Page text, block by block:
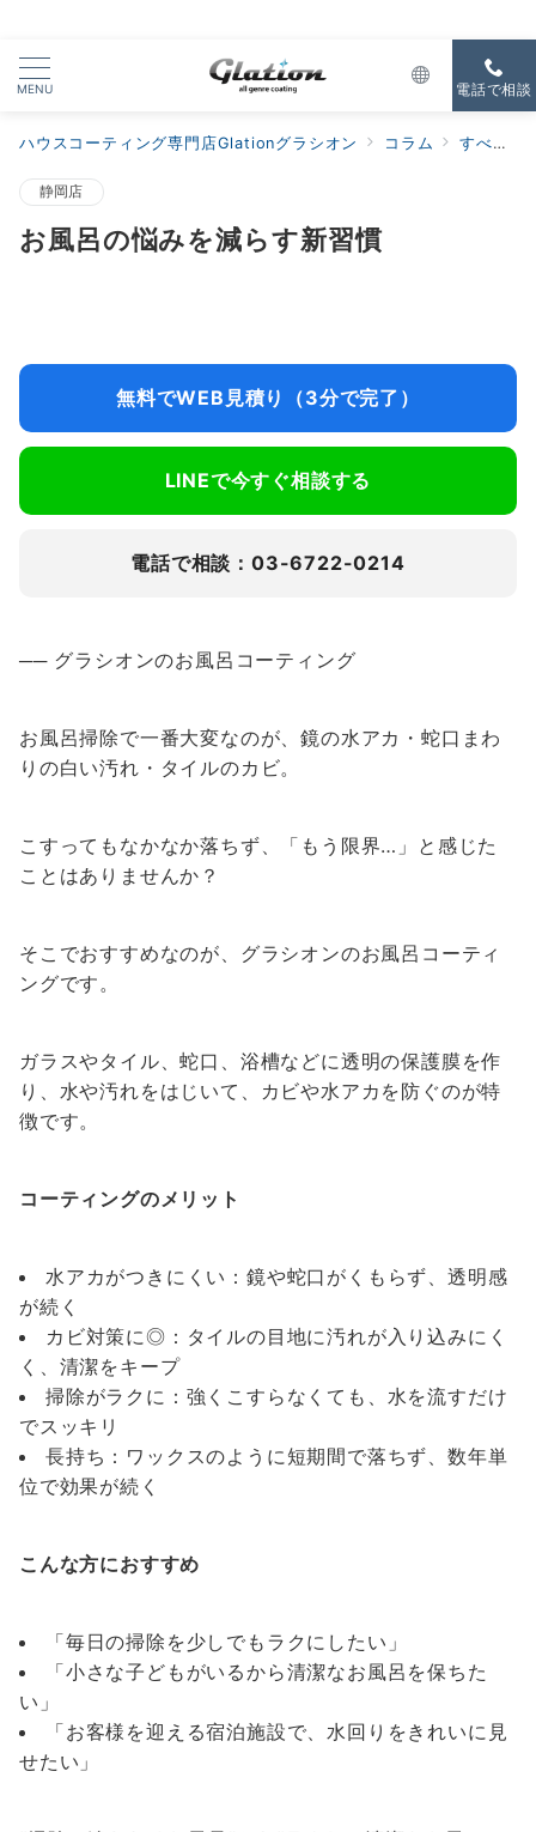
MENU 電話で相談
ハウスコーティング専門店Glationグラシオン コラム すべての新着
静岡店
お風呂の悩みを減らす新習慣
無料でWEB見積り（3分で完了）
LINEで今すぐ相談する
電話で相談：03-6722-0214
── グラシオンのお風呂コーティング
お風呂掃除で一番大変なのが、鏡の水アカ・蛇口まわ
りの白い汚れ・タイルのカビ。
こすってもなかなか落ちず、「もう限界…」と感じた
ことはありませんか？
そこでおすすめなのが、グラシオンのお風呂コーティ
ングです。
ガラスやタイル、蛇口、浴槽などに透明の保護膜を作
り、水や汚れをはじいて、カビや水アカを防ぐのが特
徴です。
コーティングのメリット
水アカがつきにくい：鏡や蛇口がくもらず、透明感
が続く
カビ対策に◎：タイルの目地に汚れが入り込みにく
く、清潔をキープ
掃除がラクに：強くこすらなくても、水を流すだけ
でスッキリ
長持ち：ワックスのように短期間で落ちず、数年単
位で効果が続く
こんな方におすすめ
「毎日の掃除を少しでもラクにしたい」
「小さな子どもがいるから清潔なお風呂を保ちた
い」
「お客様を迎える宿泊施設で、水回りをきれいに見
せたい」